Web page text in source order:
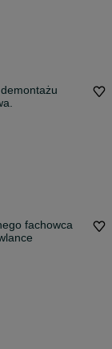
fachowca